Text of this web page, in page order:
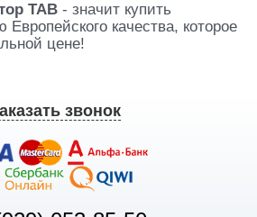
TAB - значит купить
качества, которое
цене!
звонок